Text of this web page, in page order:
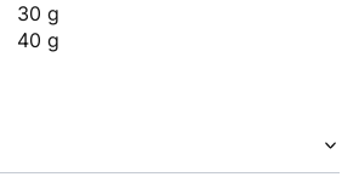
30 g
40 g